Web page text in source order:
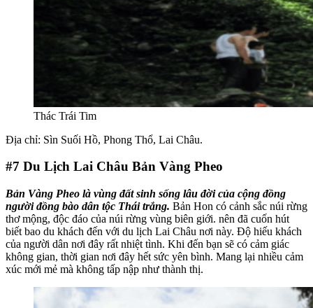
Thác Trái Tim
Địa chỉ: Sìn Suối Hồ, Phong Thổ, Lai Châu.
#7 Du Lịch Lai Châu Bản Vàng Pheo
Bản Vàng Pheo là vùng đất sinh sống lâu đời của cộng đồng
người đồng bào dân tộc Thái trắng. Bản Hon có cảnh sắc núi rừng
thơ mộng, độc đáo của núi rừng vùng biên giới. nên đã cuốn hút
biết bao du khách đến với du lịch Lai Châu nơi này. Độ hiếu khách
của người dân nơi đây rất nhiệt tình. Khi đến bạn sẽ có cảm giác
không gian, thời gian nơi đây hết sức yên bình. Mang lại nhiều cảm
xúc mới mẻ mà không tấp nập như thành thị.